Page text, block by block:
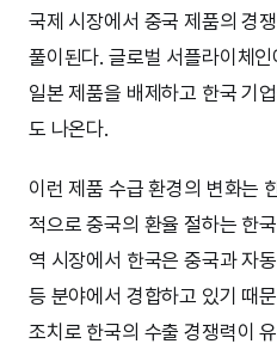
국제 시장에서 중국 제품의 경
풀이된다. 글로벌 서플라이체
일본 제품을 배제하고 한국 기
도 나온다.
이런 제품 수급 환경의 변화는
적으로 중국의 환율 절하는 한
역 시장에서 한국은 중국과 자동
등 분야에서 경합하고 있기 때
조치로 한국의 수출 경쟁력이